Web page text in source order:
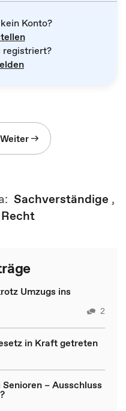
Konto?
registriert?
Weiter
Sachverständige ,
Recht
Umzugs ins
2
in Kraft getreten
– Ausschluss